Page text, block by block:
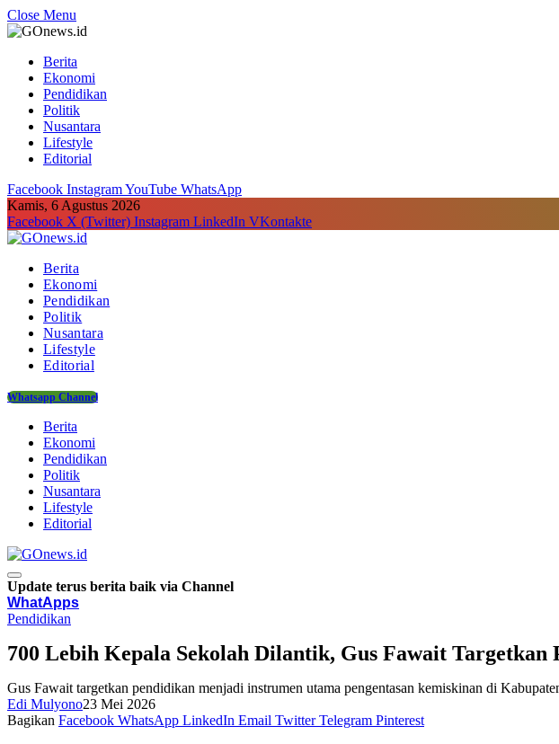
Close Menu
Berita
Ekonomi
Pendidikan
Politik
Nusantara
Lifestyle
Editorial
Facebook InstagramYouTube WhatsApp
Kamis, 6 Agustus 2026
Facebook X (Twitter) Instagram LinkedIn VKontakte
Berita
Ekonomi
Pendidikan
Politik
Nusantara
Lifestyle
Editorial
Whatsapp Channel
Berita
Ekonomi
Pendidikan
Politik
Nusantara
Lifestyle
Editorial
Update terus berita baik via Channel
WhatApps
Pendidikan
700 Lebih Kepala Sekolah Dilantik, Gus Fawait
Gus Fawait targetkan pendidikan menjadi instrumen utama pengentasan kemiskinan di
Edi Mulyono23 Mei 2026
Bagikan Facebook WhatsApp LinkedIn Email Twitter Telegram Pinterest